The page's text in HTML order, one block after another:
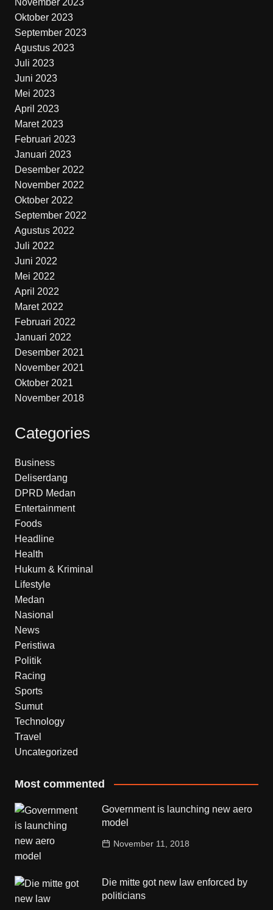
Oktober 2023
September 2023
Agustus 2023
Juli 2023
Juni 2023
Mei 2023
April 2023
Maret 2023
Februari 2023
Januari 2023
Desember 2022
November 2022
Oktober 2022
September 2022
Agustus 2022
Juli 2022
Juni 2022
Mei 2022
April 2022
Maret 2022
Februari 2022
Januari 2022
Desember 2021
November 2021
Oktober 2021
November 2018
Categories
Business
Deliserdang
DPRD Medan
Entertainment
Foods
Headline
Health
Hukum & Kriminal
Lifestyle
Medan
Nasional
News
Peristiwa
Politik
Racing
Sports
Sumut
Technology
Travel
Uncategorized
Most commented
Government is launching new aero
model
November 11, 2018
Die mitte got new law enforced by
politicians